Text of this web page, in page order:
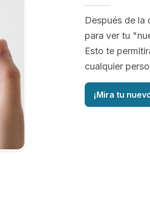
Después de la
para ver tu
Esto te
cualquier
¡Mira tu